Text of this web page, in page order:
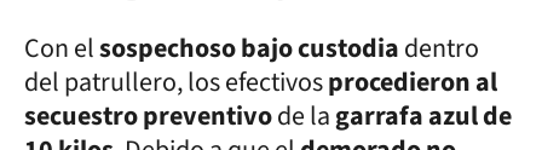
Con elsospechoso bajo custodiadentro
del patrullero, los efectivosprocedieron al
secuestro preventivode lagarrafa azul de